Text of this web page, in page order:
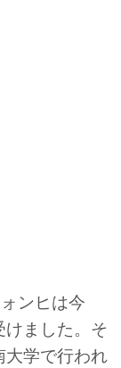
ンヒは今
ました。そ
学で行われ